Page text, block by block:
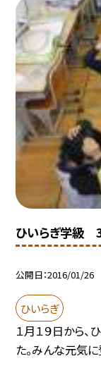
ひいらぎ学級
公開日 2016/01/26
ひいらぎ
１月１９日から
た。みんな元気に